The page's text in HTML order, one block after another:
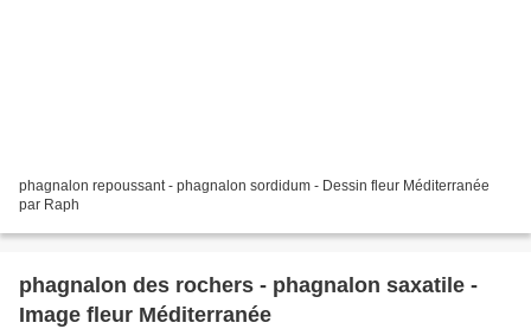
phagnalon repoussant - phagnalon sordidum - Dessin fleur Méditerranée
par Raph
phagnalon des rochers - phagnalon saxatile -
Image fleur Méditerranée